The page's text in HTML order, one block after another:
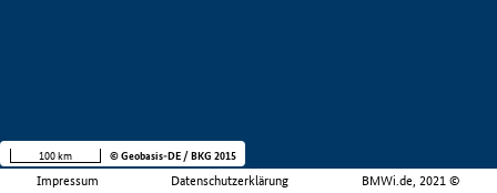
Impressum Datenschutzerklärung BMWi.de, 2021 ©
100 km © Geobasis-DE / BKG 2015